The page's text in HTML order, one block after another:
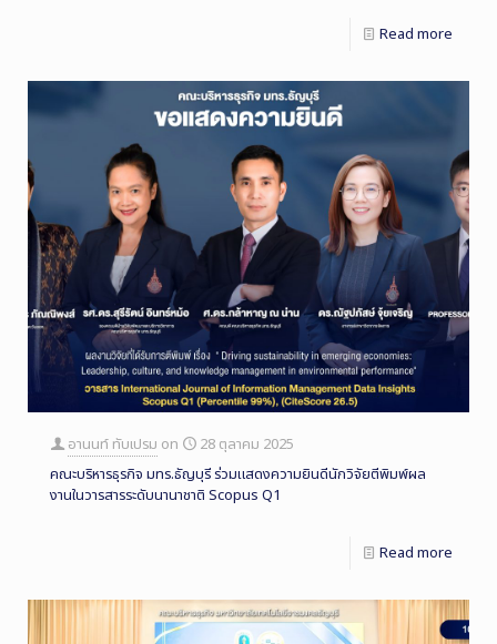
Read more
อานนท์ ทับเปรม on
28 ตุลาคม 2025
คณะบริหารธุรกิจ มทร.ธัญบุรี ร่วมแสดงความยินดีนักวิจัยตีพิมพ์ผล
งานในวารสารระดับนานาชาติ Scopus Q1
Read more